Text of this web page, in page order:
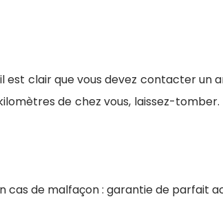
clair que vous devez contacter un
de chez vous, laissez-
de malfaçon : garantie de parfait